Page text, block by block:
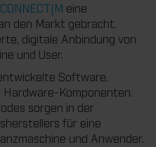
CONNECT|M eine
den Markt gebracht.
digitale Anbindung von
und User.
Software,
Komponenten.
sorgen in der
für eine
und Anwender.